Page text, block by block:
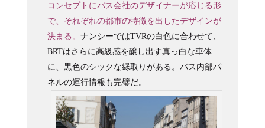
コンセプトにバス会社のデザイナーが応じる形
で、それぞれの都市の特徴を出したデザインが
決まる。 ナンシーではTVRの白色に合わせて、
BRTはさらに高級感を醸し出す真っ白な車体
に、黒色のシックな縁取りがある。バス内部パ
ネルの運行情報も完璧だ。